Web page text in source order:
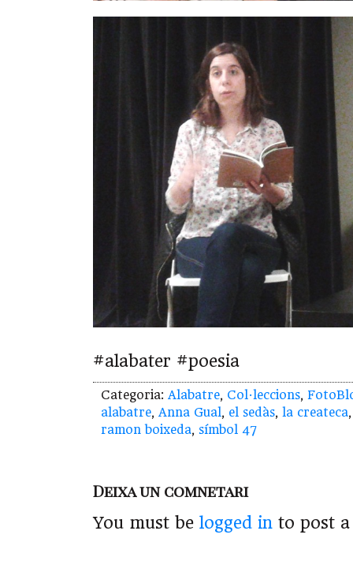
‪#‎alabater‬ ‪#‎poesia‬
Categoria: Alabatre, Col·leccions,
alabatre, Anna Gual, el sedàs, la createca
ramon boixeda, símbol 47
Deixa un comnetari
You must be logged in to post